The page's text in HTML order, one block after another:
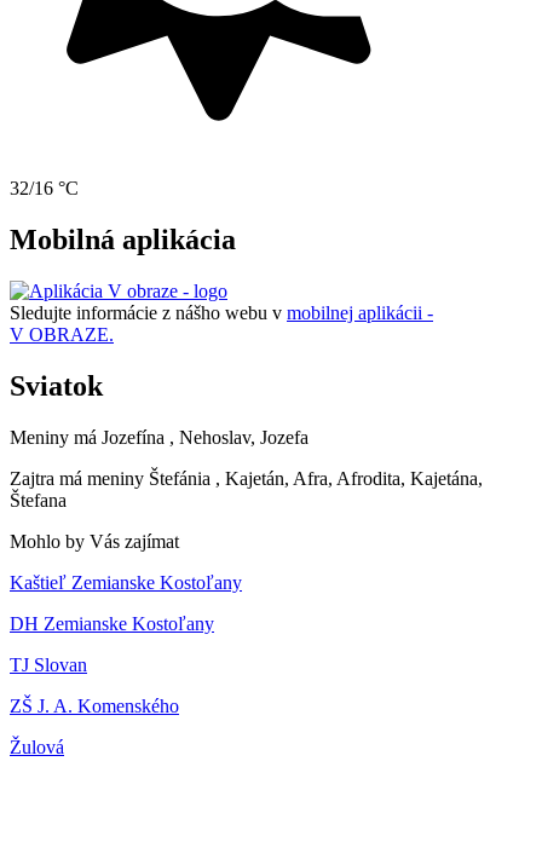
32/16 °C
Mobilná aplikácia
Sledujte informácie z nášho webu v mobilnej aplikácii -
V OBRAZE.
Sviatok
Meniny má Jozefína , Nehoslav, Jozefa
Zajtra má meniny Štefánia , Kajetán, Afra, Afrodita, Kajetána,
Štefana
Mohlo by Vás zajímat
Kaštieľ Zemianske Kostoľany
DH Zemianske Kostoľany
TJ Slovan
ZŠ J. A. Komenského
Žulová